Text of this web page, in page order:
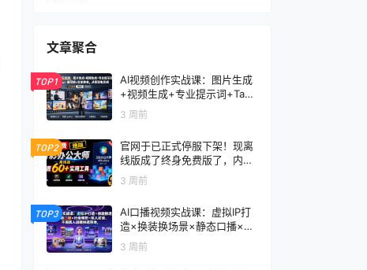
文章聚合
TOP1
AI视频创作实战课：图片生成
+视频生成+专业提示词+TapN
ow×首尾帧+全能参考，从零
到电影感成片
3 周前
TOP2
官网于已正式停服下架！现离
线版成了终身免费版了，内置
60+实用工具 万彩办公大师离
线版 OfficeBox
3 周前
TOP3
AI口播视频实战课：虚拟IP打
造×换装换场景×静态口播×行
走带货×双人访谈，不用真人
出镜快速落地
3 周前